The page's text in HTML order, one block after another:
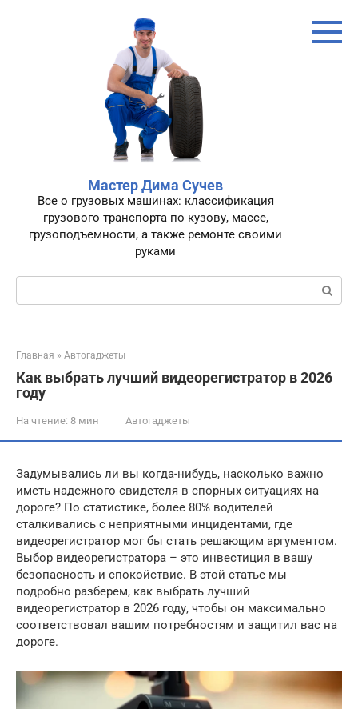
Мастер Дима Сучев
Все о грузовых машинах: классификация
грузового транспорта по кузову, массе,
грузоподъемности, а также ремонте своими
руками
Поиск:
Главная » Автогаджеты
Как выбрать лучший видеорегистратор в 2026
году
На чтение: 8 мин Автогаджеты
Задумывались ли вы когда-нибудь, насколько важно
иметь надежного свидетеля в спорных ситуациях на
дороге? По статистике, более 80% водителей
сталкивались с неприятными инцидентами, где
видеорегистратор мог бы стать решающим аргументом.
Выбор видеорегистратора – это инвестиция в вашу
безопасность и спокойствие. В этой статье мы
подробно разберем, как выбрать лучший
видеорегистратор в 2026 году, чтобы он максимально
соответствовал вашим потребностям и защитил вас на
дороге.